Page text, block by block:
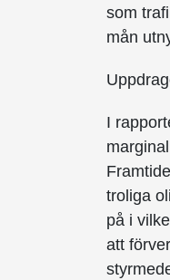
som
mån
I
troliga
på i
att